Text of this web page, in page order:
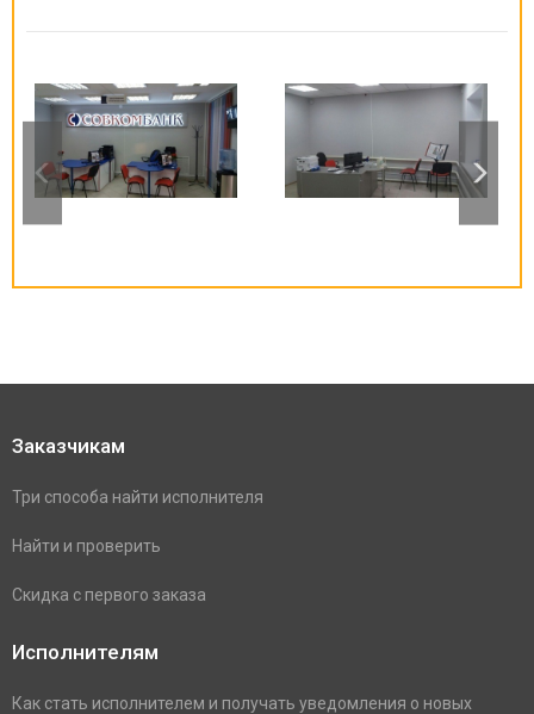
Заказчикам
Три способа найти исполнителя
Найти и проверить
Скидка с первого заказа
Исполнителям
Как стать исполнителем и получать уведомления о новых